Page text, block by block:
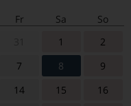
Fr Sa
So
1
2
7 8
9
14 15
16